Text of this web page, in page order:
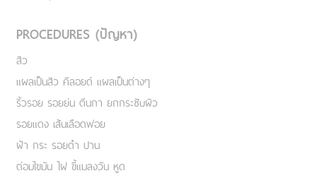
PROCEDURES (ปัญหา)
สิว
แผลเป็นสิว คีลอยด์ แผลเป็นต่างๆ
ริ้วรอย รอยย่น ตีนกา ยกกระชับผิว
รอยแดง เส้นเลือดฟอย
ฝ้า กระ รอยดำ ปาน
ต่อมไขมัน ไฝ ขี้แมลงวัน หูด